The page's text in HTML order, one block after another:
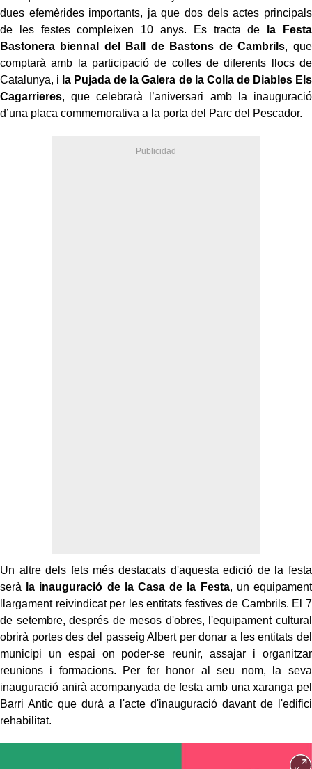
dues efemèrides importants, ja que dos dels actes principals
de les festes compleixen 10 anys. Es tracta de
la Festa
Bastonera biennal del Ball de Bastons de Cambrils, que
comptarà amb la participació de colles de diferents llocs de
Catalunya, i la Pujada de la Galera de la Colla de Diables Els
Cagarrieres, que celebrarà l’aniversari amb la inauguració
d’una placa commemorativa a la porta del Parc del Pescador.
Un altre dels fets més destacats d'aquesta edició de la festa
serà
la inauguració de la Casa de la Festa, un equipament
llargament reivindicat per les entitats festives de Cambrils. El 7
de setembre, després de mesos d'obres, l'equipament cultural
obrirà portes des del passeig Albert per donar a les entitats del
municipi un espai on poder-se reunir, assajar i organitzar
reunions i formacions. Per fer honor al seu nom, la seva
inauguració anirà acompanyada de festa amb una xaranga pel
Barri Antic que durà a l'acte d'inauguració davant de l'edifici
rehabilitat.